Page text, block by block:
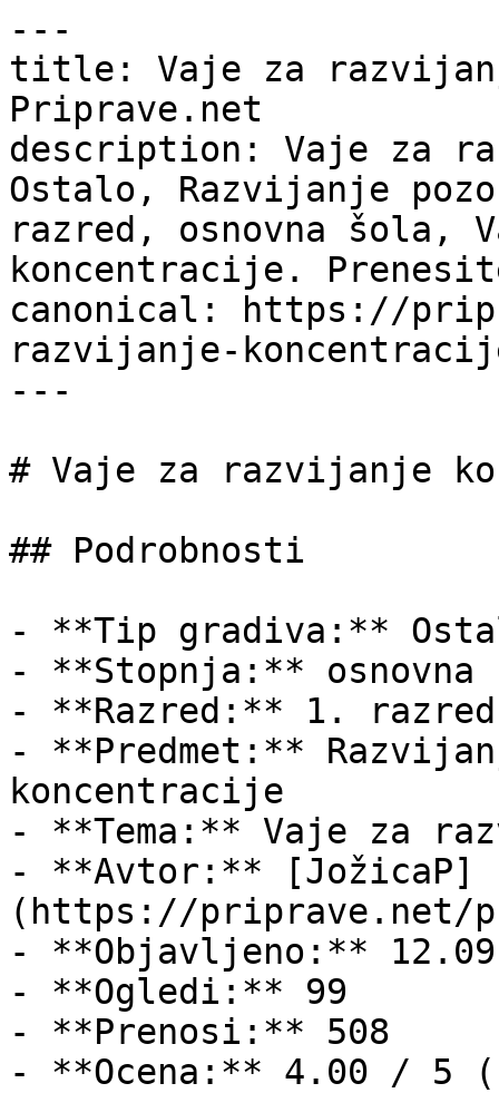
---
title: Vaje za
Priprave.net
description: Vaje za
Ostalo, Razvijanje
razred, osnovna šola,
koncentracije.
canonical: https://
razvijanje-
---
# Vaje za razvijanje
## Podrobnosti
- **Tip gradiva:**
- **Stopnja:** osnovna
- **Razred:** 1. razred
- **Predmet:**
koncentracije
- **Tema:** Vaje za
- **Avtor:** [JožicaP]
(https://priprave.net/
- **Objavljeno:**
- **Ogledi:** 99
- **Prenosi:** 508
- **Ocena:** 4.00 / 5